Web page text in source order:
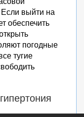
выйти на
обеспечить
погодные
тугие